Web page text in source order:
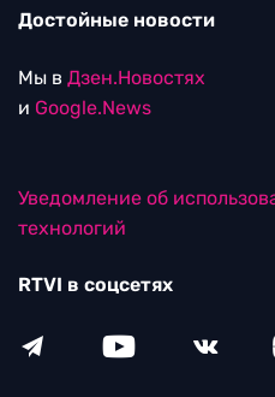
Достойные новости
Мы в Дзен.Новостях
и Google.News
Уведомление об
технологий
RTVI в соцсетях